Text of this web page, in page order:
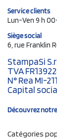
Service clients
Lun-Ven 9 h
Siège social
6, rue Franklin
StampaSi
TVA
N° Rea MI-
Capital
Découvrez
Catégories